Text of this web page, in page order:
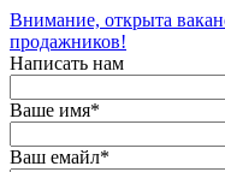
Внимание, открыта
продажников!
Написать нам
Ваше имя*
Ваш емайл*